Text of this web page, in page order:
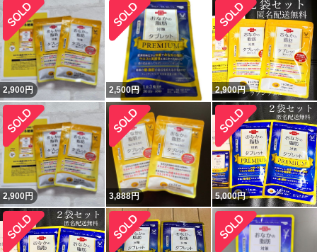
2,900円 2,500円 2,900円
2,900円 3,888円 5,000円